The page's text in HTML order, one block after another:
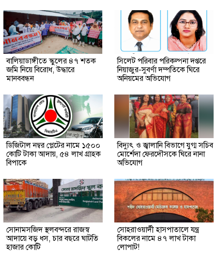
বালিয়াডাঙ্গীতে স্কুলের ৪৭ শতক
জমি নিয়ে বিরোধ, উদ্ধারে
মানববন্ধন
সিলেট পরিবার পরিকল্পনা দপ্তরে
নিয়াজুর-সুবর্ণা দম্পতিকে ঘিরে
অনিয়মের অভিযোগ
ডিজিটাল নম্বর প্লেটের নামে ১৫০০
কোটি টাকা আদায়, ৫৪ লাখ গ্রাহক
বিপাকে
বিদ্যুৎ ও জ্বালানি বিভাগে যুগ্ম সচিব
মোর্শেদা ফেরদৌসকে ঘিরে নানা
অভিযোগ
সোনামসজিদ স্থলবন্দরে রাজস্ব
আদায়ে বড় ধস, চার বছরে ঘাটতি
হাজার কোটি
সোহরাওয়ার্দী হাসপাতালে যন্ত্র
বিকলের নামে ৪৭ লাখ টাকা
লোপাট!